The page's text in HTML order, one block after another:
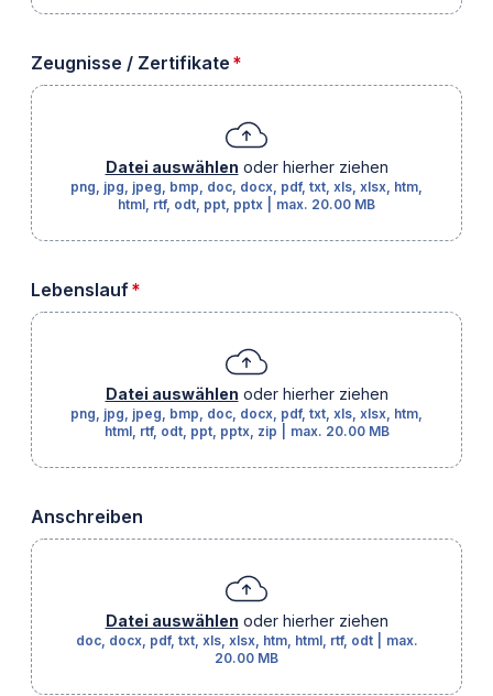
Zeugnisse / Zertifikate *
Datei auswählen oder hierher ziehen
png, jpg, jpeg, bmp, doc, docx, pdf, txt, xls, xlsx, htm,
html, rtf, odt, ppt, pptx
max. 20.00 MB
Lebenslauf*
Datei auswählen oder hierher ziehen
png, jpg, jpeg, bmp, doc, docx, pdf, txt, xls, xlsx, htm,
html, rtf, odt, ppt, pptx, zip
max. 20.00 MB
Anschreiben
Datei auswählen oder hierher ziehen
doc, docx, pdf, txt, xls, xlsx, htm, html, rtf, odt
max.
20.00 MB